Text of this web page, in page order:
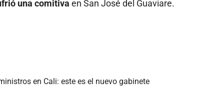
una comitiva en San José del Guaviare.
en Cali: este es el nuevo gabinete